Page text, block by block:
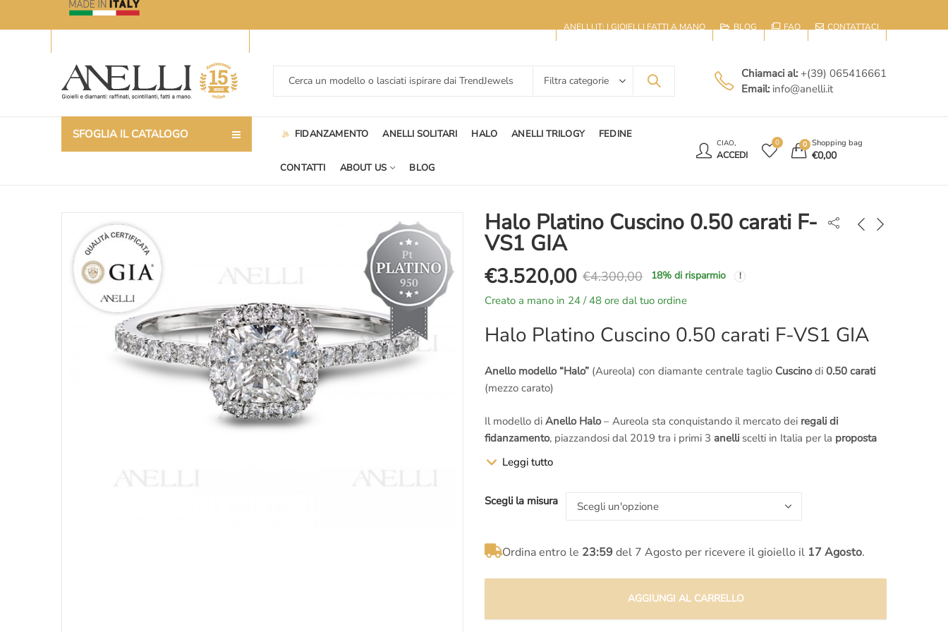
ANELLI.IT: I GIOIELLI FATTI A MANO BLOG FAQ CONTATTACI
Chiamaci al: +(39) 065416661
Email: info@anelli.it
SFOGLIA IL CATALOGO FIDANZAMENTO ANELLI SOLITARI HALO ANELLI TRILOGY FEDINE
CONTATTI ABOUT US BLOG
CIAO,
ACCEDI
0 0 Shopping bag
€0,00
Halo Platino Cuscino 0.50 carati F-
VS1 GIA
€4.300,00
Il
prezzo
era:
€4.300,00.
€3.520,00
Il
prezzo
è:
€3.520,00.
18% di risparmio
Creato a mano in 24 / 48 ore dal tuo ordine
Halo Platino Cuscino 0.50 carati F-VS1 GIA
Anello modello “Halo” (Aureola) con diamante centrale taglio Cuscinodi 0.50 carati
(mezzo carato)
Il modello di Anello Halo– Aureola sta conquistando il mercato dei regali di
fidanzamento, piazzandosi dal 2019 tra i primi 3 anelli scelti in Italia per la proposta
di Matrimonio
e idiamantisul gambo hanno una caratura totale di
La pietra centrale taglio Cuscinoviene accompagnata da una elegante
GIA Americacon incisione al laser.
Leggi tutto
Scegli la misura
Ordina entro le 23:59del 7 Agosto per ricevere il gioiello il 17 Agosto.
AGGIUNGI AL CARRELLO